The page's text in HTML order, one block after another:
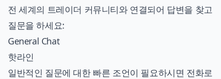
전 세계의 트레이더 커뮤니티와 연결되어 답변을 찾고
질문을 하세요:
General Chat
핫라인
일반적인 질문에 대한 빠른 조언이 필요하시면 전화로